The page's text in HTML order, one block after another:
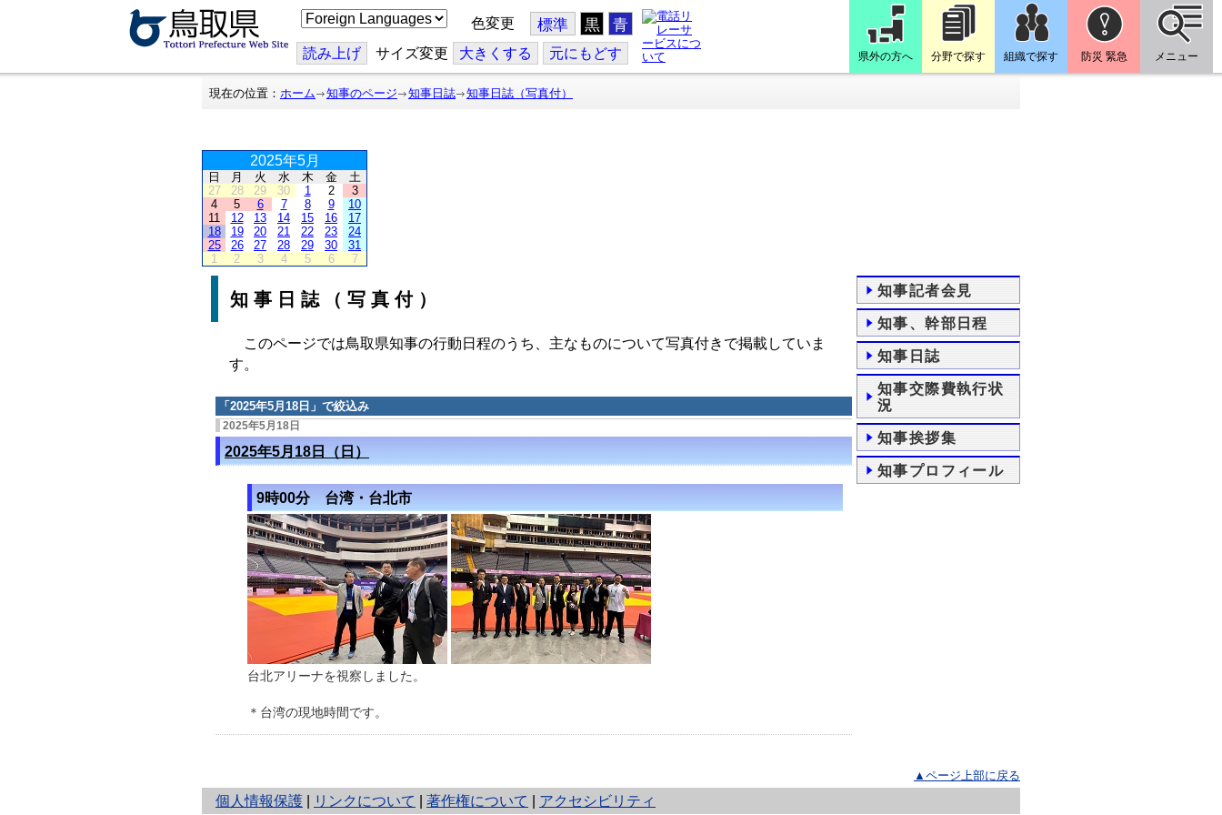
こ
の
ジ
を
翻
色変更 標準 黒 青
読み上げ サイズ変更 大きくする 元にもどす 県外の方へ 分野で探す 組織で探す 防災 緊急 メニュー
現在の位置： ホーム 知事のページ 知事日誌 知事日誌（写真付）
2025年5月
日 月 火 水 木 金
土
27
28 29 30 1 2
3
4
5 6 7 8 9
10
11
12 13 14 15 16
17
18
19 20 21 22 23
24
25
26 27 28 29 30
31
1
2 3 4 5 6 7
知事日誌（写真付）
このページでは鳥取県知事の行動日程のうち、主なものについて写真付きで掲載していま
す。
「 2025年5月18日 」で絞込み
2025年5月18日
2025年5月18日（日）
9時00分 台湾・台北市
台北アリーナを視察しました。
＊台湾の現地時間です。
知事記者会見
知事、幹部日程
知事日誌
知事交際費執行状
況
知事挨拶集
知事プロフィール
▲ページ上部に戻る
個人情報保護
と
リンクについて 著作権について アクセシビリティ